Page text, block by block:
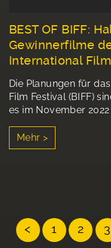
BEST OF BIFF:
Gewinnerfilme
International
Die Planungen für
Film Festival (BIFF)
es im November
Mehr >
< 1 2 3